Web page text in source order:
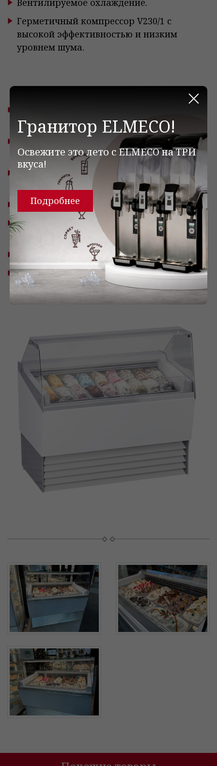
Вентилируемое охлаждение.
Герметичный компрессор V230/1 с
высокой эффективностью и низким
уровнем шума.
быстрого и простого обслуживания.
Переднее стекло с отверстием для легкой
чистки.
Электронная панель управления
температурой.
Размораживание горячим газом.
Климатический класс: 4 (30°C / 55%
относительной влажности).
Класс энергоэффективности: С.
Температурный режим: -16/-18°C.
Гранитор ELMECO!
Освежите это лето с ELMECO на ТРИ
вкуса!
Подробнее